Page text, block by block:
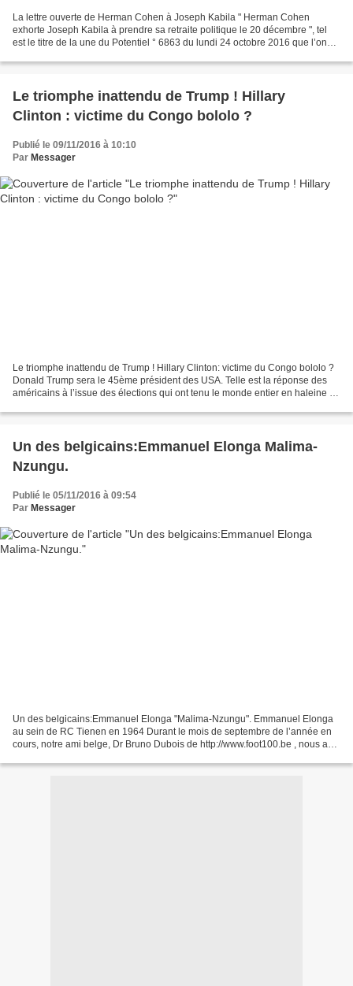
La lettre ouverte de Herman Cohen à Joseph Kabila " Herman Cohen
exhorte Joseph Kabila à prendre sa retraite politique le 20 décembre ", tel
est le titre de la une du Potentiel ° 6863 du lundi 24 octobre 2016 que l’on
Le triomphe inattendu de Trump ! Hillary
Clinton : victime du Congo bololo ?
Publié le 09/11/2016 à 10:10
Par Messager
Le triomphe inattendu de Trump ! Hillary Clinton: victime du Congo bololo ?
Donald Trump sera le 45ème président des USA. Telle est la réponse des
américains à l’issue des élections qui ont tenu le monde entier en haleine et
Un des belgicains:Emmanuel Elonga Malima-
Nzungu.
Publié le 05/11/2016 à 09:54
Par Messager
Un des belgicains:Emmanuel Elonga "Malima-Nzungu". Emmanuel Elonga
au sein de RC Tienen en 1964 Durant le mois de septembre de l’année en
cours, notre ami belge, Dr Bruno Dubois de http://www.foot100.be , nous a